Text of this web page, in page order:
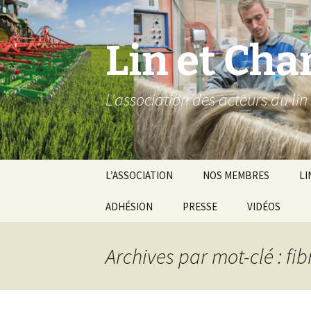
Aller
au
contenu
Lin et
L'association des acteurs du
L’ASSOCIATION
L’équipe salariée
NOS MEMBRES
ADHÉSION PRESSE VIDÉOS
TUBE LCBio
Archives par mot-clé :